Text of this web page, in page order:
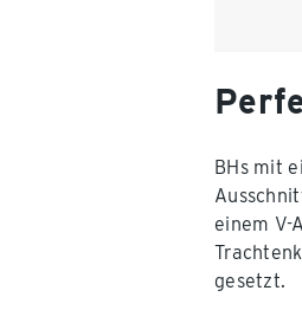
BHs mit
einem V-
gesetzt.